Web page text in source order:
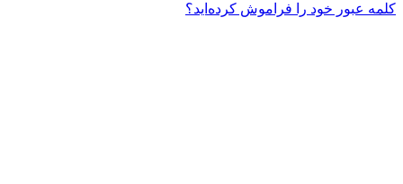
کلمه عبور خود را فراموش کرده‌اید؟